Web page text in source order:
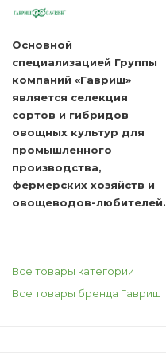
Основной
специализацией Группы
компаний «Гавриш»
является селекция
сортов и гибридов
овощных культур для
промышленного
производства,
фермерских хозяйств и
овощеводов-любителей.
Все товары категории
Все товары бренда Гавриш